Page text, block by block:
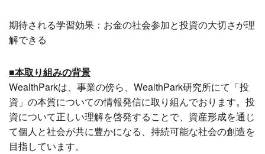
期待される学習効果：お金の社会参加と投資の大切さが理
解できる
■本取り組みの背景
WealthParkは、事業の傍ら、WealthPark研究所にて「投
資」の本質についての情報発信に取り組んでおります。投
資について正しい理解を啓発することで、資産形成を通じ
て個人と社会が共に豊かになる、持続可能な社会の創造を
目指しています。